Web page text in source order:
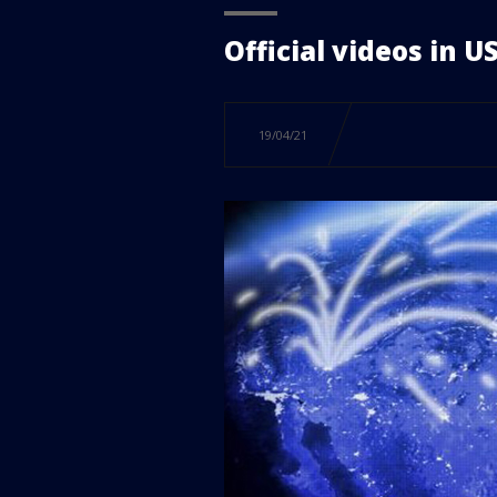
Sunset in Los
Sunset in
Official videos in
19/04/21